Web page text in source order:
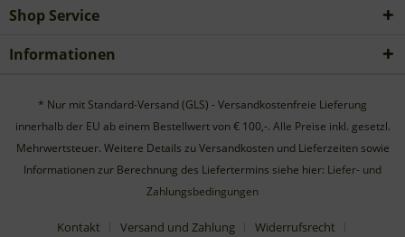
Shop Service
Informationen
* Nur mit Standard-Versand (GLS) - Versandkostenfreie Lieferung
innerhalb der EU ab einem Bestellwert von € 100,-. Alle Preise inkl. gesetzl.
Mehrwertsteuer. Weitere Details zu Versandkosten und Lieferzeiten sowie
Informationen zur Berechnung des Liefertermins siehe hier: Liefer- und
Zahlungsbedingungen
Kontakt Versand und Zahlung Widerrufsrecht